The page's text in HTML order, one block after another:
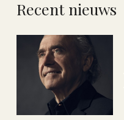
Recent nieuws